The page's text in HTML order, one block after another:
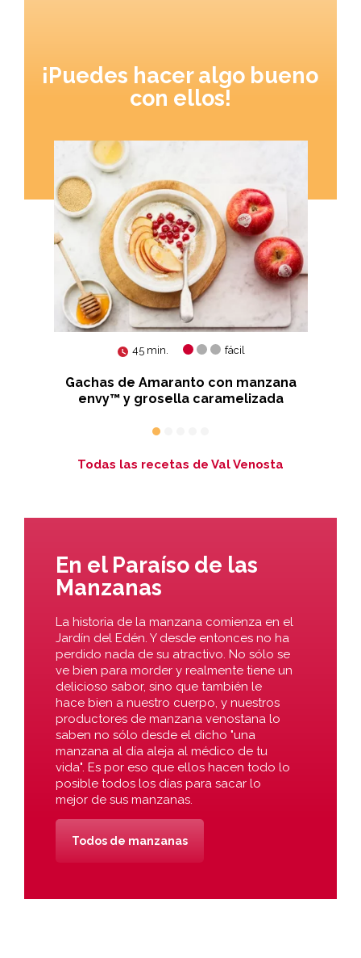
¡Puedes hacer algo bueno
con ellos!
45 min. fácil
Gachas de Amaranto con manzana
envy™ y grosella caramelizada
Todas las recetas de Val Venosta
En el Paraíso de las
Manzanas
La historia de la manzana comienza en el
Jardín del Edén. Y desde entonces no ha
perdido nada de su atractivo. No sólo se
ve bien para morder y realmente tiene un
delicioso sabor, sino que también le
hace bien a nuestro cuerpo, y nuestros
productores de manzana venostana lo
saben no sólo desde el dicho "una
manzana al día aleja al médico de tu
vida". Es por eso que ellos hacen todo lo
posible todos los días para sacar lo
mejor de sus manzanas.
Todos de manzanas